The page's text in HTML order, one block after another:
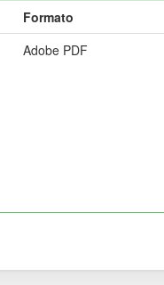
Formato
Adobe PDF